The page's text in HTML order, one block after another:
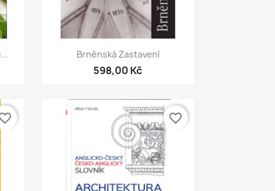
Rychlý náhled
Brněnská Zastavení
598,00 Kč
favorite_border